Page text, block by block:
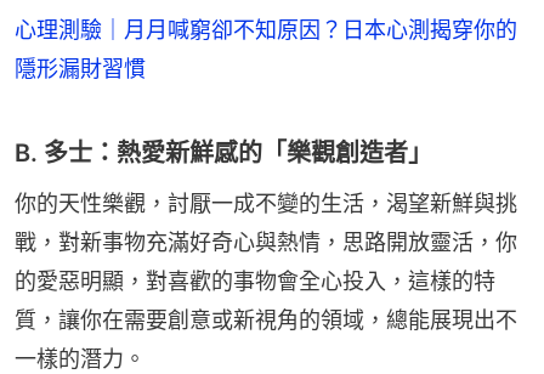
心理測驗｜月月喊窮卻不知原因？日本心測揭穿你的
隱形漏財習慣
B. 多士：熱愛新鮮感的「樂觀創造者」
你的天性樂觀，討厭一成不變的生活，渴望新鮮與挑
戰，對新事物充滿好奇心與熱情，思路開放靈活，你
的愛惡明顯，對喜歡的事物會全心投入，這樣的特
質，讓你在需要創意或新視角的領域，總能展現出不
一樣的潛力。